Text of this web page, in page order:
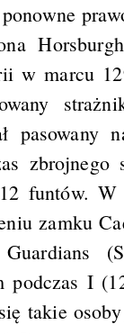
w marcu
pasowany
funtów.
zamku
podczas I
takie